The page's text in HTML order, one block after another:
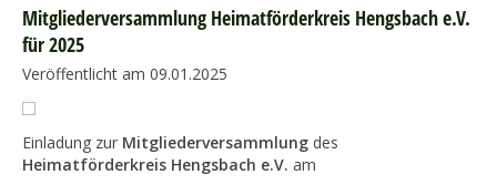
Mitgliederversammlung Heimatförderkreis Hengsbach e.V.
für 2025
Veröffentlicht am 09.01.2025
Einladung zur Mitgliederversammlung des
Heimatförderkreis Hengsbach e.V. am